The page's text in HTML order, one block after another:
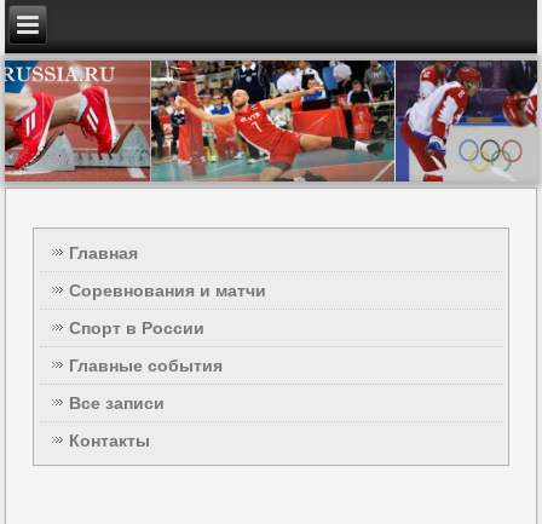
Главная
Соревнования и матчи
Спорт в России
Главные события
Все записи
Контакты